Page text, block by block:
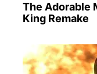
The Adorable
King Remake